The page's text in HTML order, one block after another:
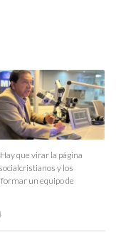
que virar la página
y los
un equipo de